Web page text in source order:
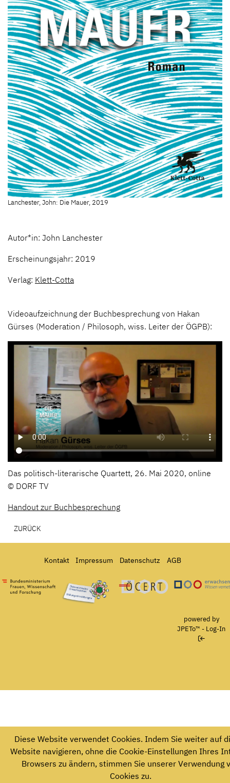
Lanchester, John: Die Mauer, 2019
Autor*in: John Lanchester
Erscheinungsjahr: 2019
Verlag: Klett-Cotta
Videoaufzeichnung der Buchbesprechung von Hakan
Gürses (Moderation / Philosoph, wiss. Leiter der ÖGPB):
Das politisch-literarische Quartett, 26. Mai 2020, online
© DORF TV
Handout zur Buchbesprechung
ZURÜCK
Kontakt Impressum Datenschutz AGB
Bundesministerium für Frauen, Wissenschaft und Forschung
Österreichisches Umweltzeichen für
Ö-Cert
powered by
JPETo™ - Log-In
Diese Website verwendet Cookies. Indem Sie weiter auf
Website navigieren, ohne die Cookie-Einstellungen Ihres
Browsers zu ändern, stimmen Sie unserer Verwendung
Cookies zu.